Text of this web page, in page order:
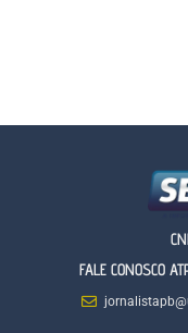
FALE CONOSCO